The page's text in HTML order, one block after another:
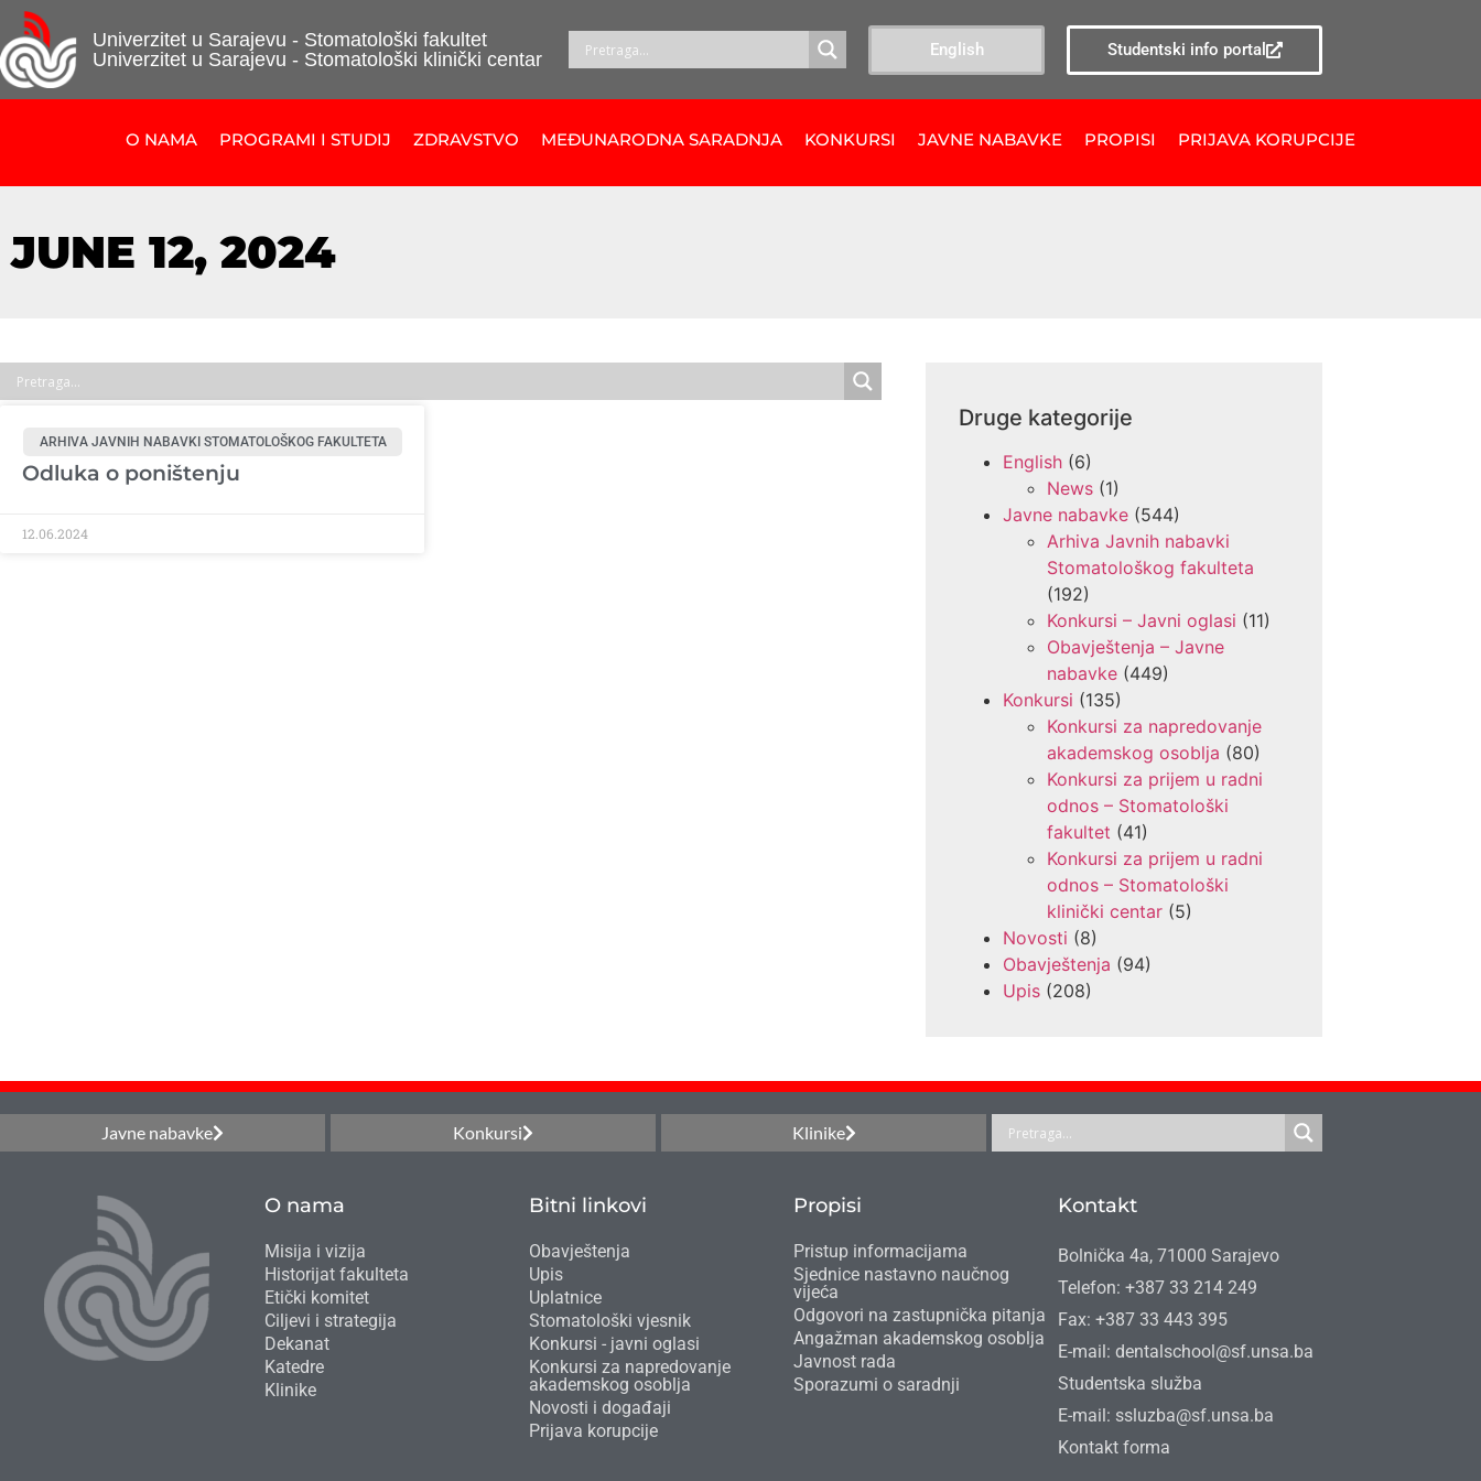
Univerzitet u Sarajevu - Stomatološki fakultet
Univerzitet u Sarajevu - Stomatološki klinički centar
English Studentski info portal
O NAMA PROGRAMI I STUDIJ ZDRAVSTVO MEĐUNARODNA SARADNJA KONKURSI JAVNE NABAVKE PROPISI PRIJAVA KORUPCIJE
JUNE 12, 2024
ARHIVA JAVNIH NABAVKI STOMATOLOŠKOG FAKULTETA
Odluka o poništenju
12.06.2024
Druge kategorije
English(6)
News(1)
Javne nabavke(544)
Arhiva Javnih nabavki
Stomatološkog fakulteta
(192)
Konkursi – Javni oglasi (11)
Obavještenja – Javne
nabavke(449)
Konkursi (135)
Konkursi za napredovanje
akademskog osoblja (80)
Konkursi za prijem u radni
odnos – Stomatološki
fakultet (41)
Konkursi za prijem u radni
odnos – Stomatološki
klinički centar(5)
Novosti (8)
Obavještenja (94)
Upis(208)
Javne nabavke Konkursi Klinike
O nama
Misija i vizija
Historijat fakulteta
Etički komitet
Ciljevi i strategija
Dekanat
Katedre
Klinike
Bitni linkovi
Obavještenja
Upis
Uplatnice
Stomatološki vjesnik
Konkursi - javni oglasi
Konkursi za napredovanje
akademskog osoblja
Novosti i događaji
Prijava korupcije
Propisi
Pristup informacijama
Sjednice nastavno naučnog
vijeća
Odgovori na zastupnička pitanja
Angažman akademskog osoblja
Javnost rada
Sporazumi o saradnji
Kontakt
Bolnička 4a, 71000 Sarajevo
Telefon: +387 33 214 249
Fax: +387 33 443 395
E-mail: dentalschool@sf.unsa.ba
Studentska služba
E-mail: ssluzba@sf.unsa.ba
Kontakt forma